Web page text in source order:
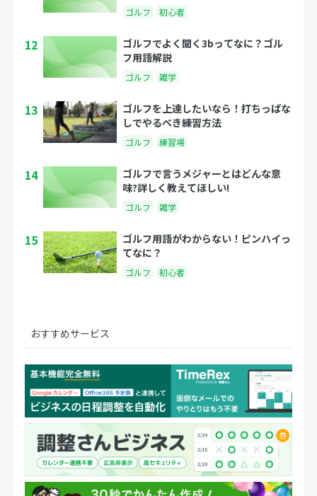
ゴルフ 初心者
12
ゴルフでよく聞く3bってなに？ゴル
フ用語解説
ゴルフ 雑学
13
ゴルフを上達したいなら！打ちっぱな
しでやるべき練習方法
ゴルフ 練習場
14
ゴルフで言うメジャーとはどんな意
味?詳しく教えてほしい!
ゴルフ 雑学
15
ゴルフ用語がわからない！ピンハイっ
てなに？
ゴルフ 初心者
おすすめサービス